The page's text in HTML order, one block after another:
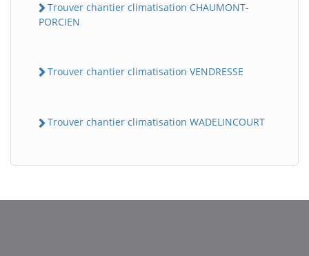
Trouver chantier climatisation CHAUMONT-
PORCIEN
Trouver chantier climatisation VENDRESSE
Trouver chantier climatisation WADELINCOURT
B Assistant en ligne
B